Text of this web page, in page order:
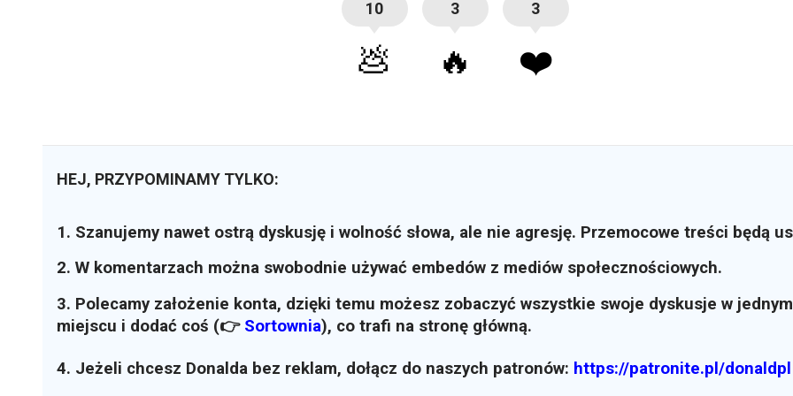
10
💩
3
🔥
3
❤️
HEJ, PRZYPOMINAMY TYLKO:
1. Szanujemy nawet ostrą dyskusję i wolność słowa, ale nie agresję. Przemocowe treści będą
2. W komentarzach można swobodnie używać embedów z mediów społecznościowych.
3. Polecamy założenie konta, dzięki temu możesz zobaczyć wszystkie swoje dyskusje w jednym
miejscu i dodać coś (👉 Sortownia), co trafi na stronę główną.
4. Jeżeli chcesz Donalda bez reklam, dołącz do naszych patronów: https://patronite.pl/donaldpl